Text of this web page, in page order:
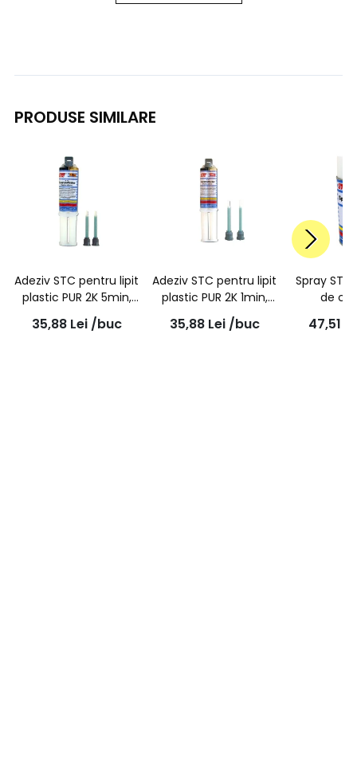
PRODUSE SIMILARE
Adeziv STC pentru lipit
plastic PUR 2K 5min,
seringa dubla + 2
mixere 25g
35,88 Lei /buc
Adeziv STC pentru lipit
plastic PUR 2K 1min,
seringa dubla + 2
mixere 25g
35,88 Lei /buc
Spray
de
47,51